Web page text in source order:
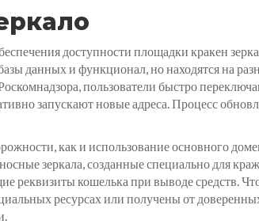
доступности площадки кракен
данных и функционал, но находятся на
пользователи быстро
запускают новые адреса. Процесс
как и использование основного
зеркала, созданные специально для
кошелька при выводе средств.
ресурсах или получены от